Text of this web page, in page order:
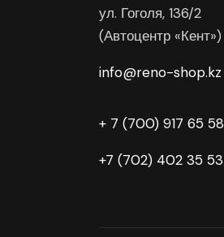
ул. Гоголя, 136/2
(Автоцентр «Кент»)
info@reno-shop.kz
+ 7 (700) 917 65 58
+7 (702) 402 35 53